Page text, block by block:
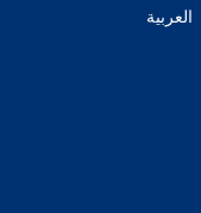
العربية